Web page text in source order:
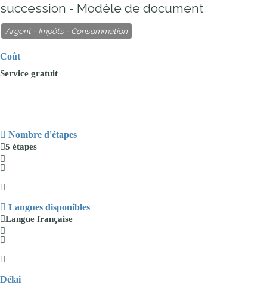
succession - Modèle de document
Argent - Impôts - Consommation
Coût
Service gratuit
Nombre d'étapes
5 étapes
Langues disponibles
Langue française
Délai